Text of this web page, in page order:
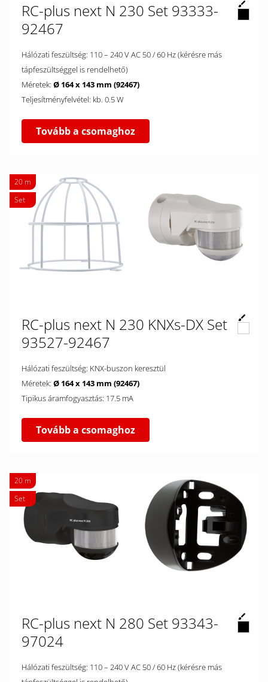
RC-plus next N 230 Set 93333-
92467
Hálózati feszültség: 110 – 240 V AC 50 / 60 Hz (kérésre más
tápfeszültséggel is rendelhető)
Méretek: Ø 164 x 143 mm (92467)
Teljesítményfelvétel: kb. 0.5 W
Tovább a csomaghoz
20 m
Set
RC-plus next N 230 KNXs-DX Set
93527-92467
Hálózati feszültség: KNX-buszon keresztül
Méretek: Ø 164 x 143 mm (92467)
Tipikus áramfogyasztás: 17.5 mA
Tovább a csomaghoz
20 m
Set
RC-plus next N 280 Set 93343-
97024
Hálózati feszültség: 110 – 240 V AC 50 / 60 Hz (kérésre más